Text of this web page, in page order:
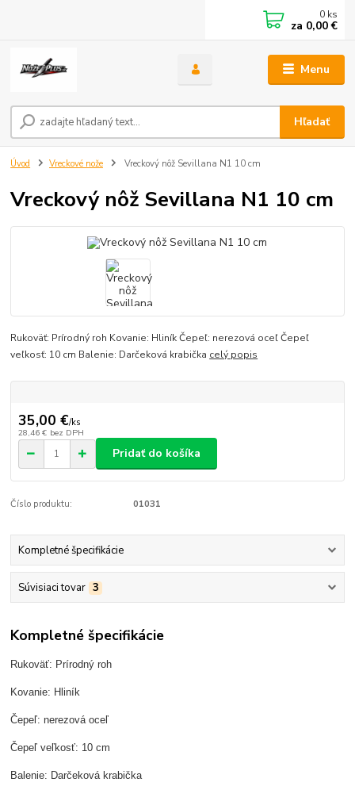
Menu
Hľadať
0 ks
za 0,00 €
Úvod Vreckové nože Vreckový nôž Sevillana N1 10 cm
Vreckový nôž Sevillana N1 10 cm
Rukoväť: Prírodný roh Kovanie: Hliník Čepeľ: nerezová oceľ Čepeľ
veľkosť: 10 cm Balenie: Darčeková krabička celý popis
35,00 €/ks
28,46 € bez DPH
Pridať do košíka
Číslo produktu: 01031
Kompletné špecifikácie
Súvisiaci tovar 3
Kompletné špecifikácie
Rukoväť: Prírodný roh
Kovanie: Hliník
Čepeľ: nerezová oceľ
Čepeľ veľkosť: 10 cm
Balenie: Darčeková krabička